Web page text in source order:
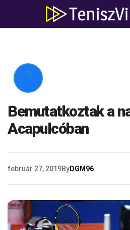

Bemutatkoztak a
Acapulcóban
február 27, 2019ByDGM96